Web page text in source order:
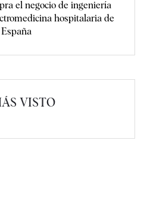
el negocio de ingeniería
hospitalaria de
VISTO